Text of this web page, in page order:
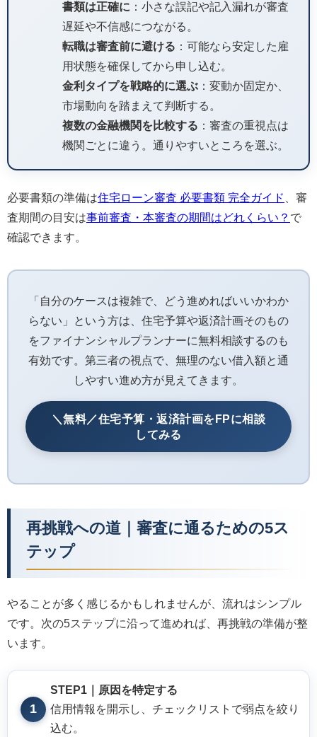
書類は正確に ：小さな誤記や記入漏れが審査
遅延や不信感につながる。
転職は審査前に避ける ：可能なら安定した雇
用状態を確保してから申し込む。
金利タイプを戦略的に選ぶ ：変動か固定か、
市場動向を踏まえて判断する。
複数の金融機関を比較する ：審査の重視点は
機関ごとに違う。通りやすいところを選ぶ。
必要書類の準備は住宅ローン審査 必要書類 完全ガイド
、審
査期間の目安は事前審査・本審査の期間はどれくらい？ で
確認できます。
「自分のケースは複雑で、どう進めればいいかわか
らない」という方は、住宅予算や返済計画そのもの
をファイナンシャルプランナーに無料相談するのも
有効です。第三者の視点で、無理のない借入額と通
しやすい進め方が見えてきます。
＼無料／住宅予算・返済計画をFPに相談
してみる
再挑戦への道｜審査に通るための5ス
テップ
やることが多く感じるかもしれませんが、流れはシンプル
です。次の5ステップに沿って進めれば、再挑戦の準備が整
います。
STEP1｜原因を特定する
信用情報を開示し、チェックリストで弱点を絞り
込む。